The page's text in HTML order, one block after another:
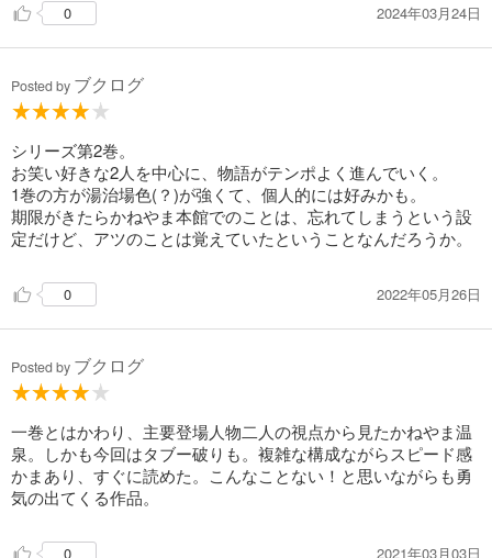
0 2024年03月24日
Posted by ブクログ
シリーズ第2巻。
お笑い好きな2人を中心に、物語がテンポよく進んでいく。
1巻の方が湯治場色(？)が強くて、個人的には好みかも。
期限がきたらかねやま本館でのことは、忘れてしまうという設
定だけど、アツのことは覚えていたということなんだろうか。
0 2022年05月26日
Posted by ブクログ
一巻とはかわり、主要登場人物二人の視点から見たかねやま温
泉。しかも今回はタブー破りも。複雑な構成ながらスピード感
かまあり、すぐに読めた。こんなことない！と思いながらも勇
気の出てくる作品。
0 2021年03月03日